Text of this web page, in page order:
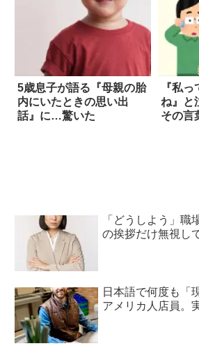
5歳息子が語る『母親の胎
内にいたときの思い出
話』に…驚いた
『私
ね』と
その言
「どうしよう」職
の挨拶だけ無視し
日本語で何度も「
アメリカ人店員。